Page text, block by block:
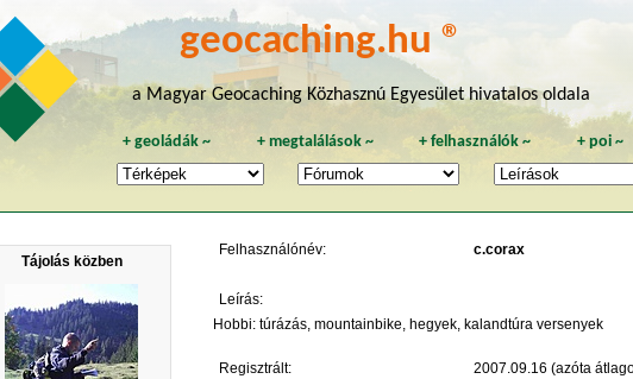
geocaching.hu ®
a Magyar Geocaching Közhasznú Egyesület hivatalos oldala
+geoládák ~ + megtalálások~ +felhasználók ~ + poi~
Tájolás közben
Felhasználónév: c.corax
Leírás:
Hobbi: túrázás, mountainbike, hegyek, kalandtúra versenyek
Regisztrált:
2007.09.16 (azóta